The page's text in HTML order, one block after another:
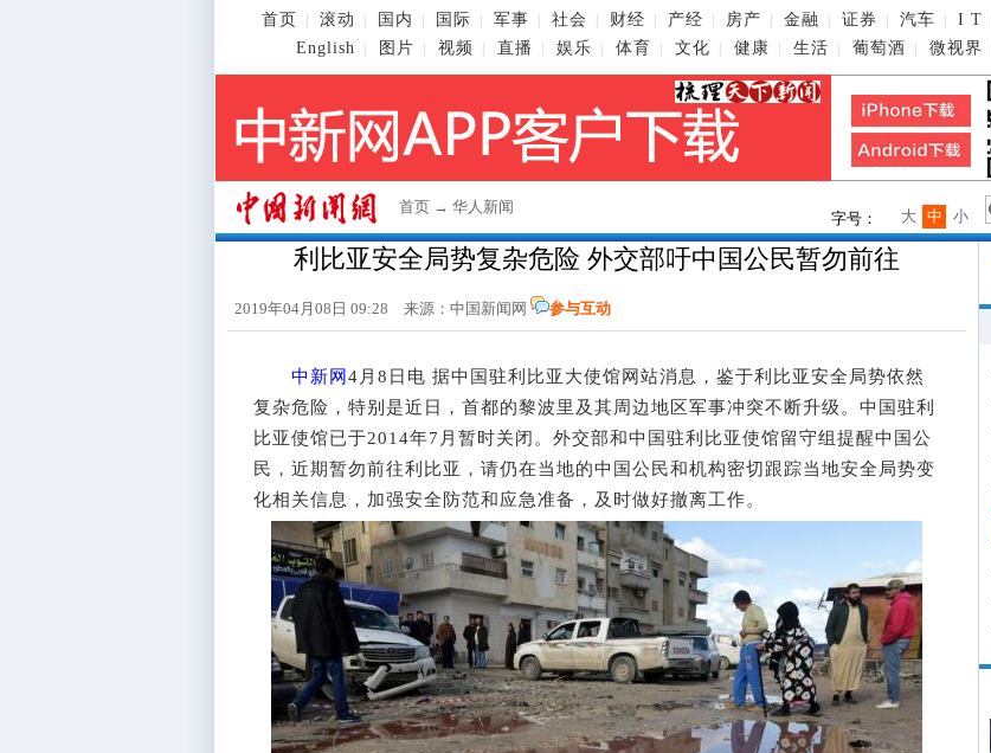
首页 滚动 国内 国际 军事 社会 财经 产经 房产 金融 证券 汽车 I T
English
图片 视频 直播 娱乐 体育 文化 健康 生活 葡萄酒 微视界
首页 → 华人新闻
字号： 小
中
大
利比亚安全局势复杂危险 外交部吁中国公民暂勿前往
2019年04月08日 09:28 来源： 中国新闻网 参与互动
中新网 4月8日电 据中国驻利比亚大使馆网站消息，鉴于利比亚安全局势依然
复杂危险，特别是近日，首都的黎波里及其周边地区军事冲突不断升级。中国驻利
比亚使馆已于2014年7月暂时关闭。外交部和中国驻利比亚使馆留守组提醒中国公
民，近期暂勿前往利比亚，请仍在当地的中国公民和机构密切跟踪当地安全局势变
化相关信息，加强安全防范和应急准备，及时做好撤离工作。